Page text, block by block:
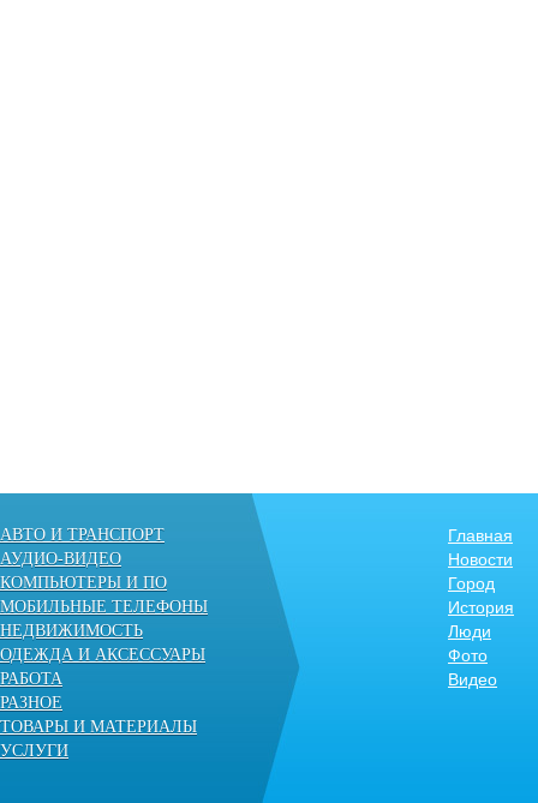
АВТО И ТРАНСПОРТ
АУДИО-ВИДЕО
КОМПЬЮТЕРЫ И ПО
МОБИЛЬНЫЕ ТЕЛЕФОНЫ
НЕДВИЖИМОСТЬ
ОДЕЖДА И АКСЕССУАРЫ
РАБОТА
РАЗНОЕ
ТОВАРЫ И МАТЕРИАЛЫ
УСЛУГИ
Главная
Новости
Город
История
Люди
Фото
Видео